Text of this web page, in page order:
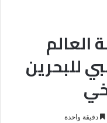
العالم
للبحرين
دقيقة واحدة